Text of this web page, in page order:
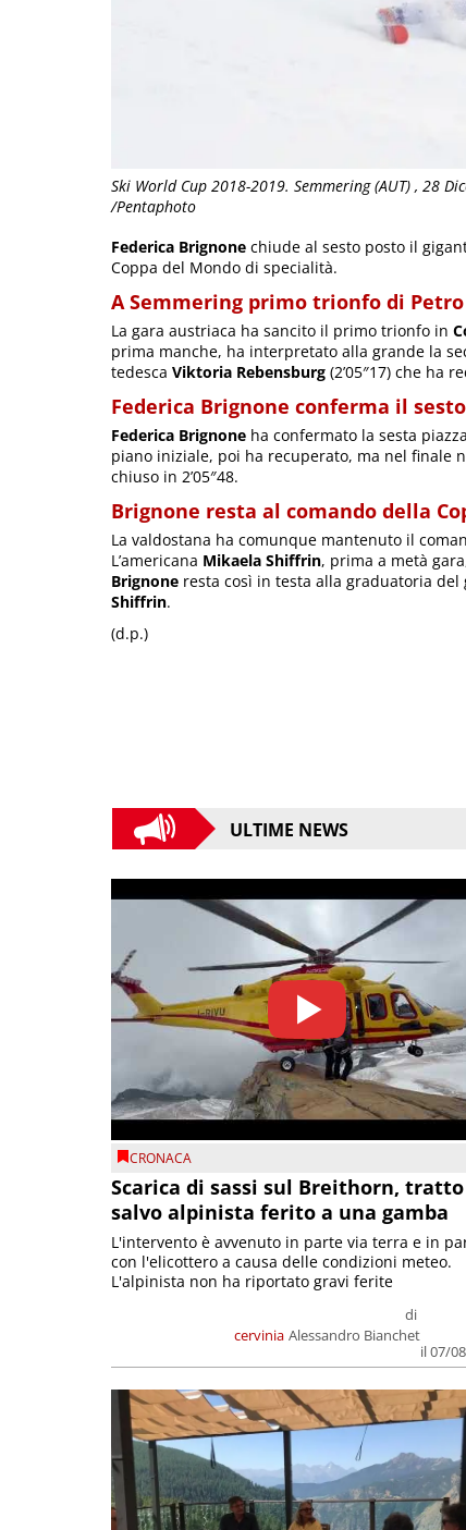
Ski World Cup 2018-2019. Semmering (AUT) , 28
/Pentaphoto
Federica Brignone chiude al sesto posto il
Coppa del Mondo di specialità.
A Semmering primo trionfo di
La gara austriaca ha sancito il primo trionfo in
prima manche, ha interpretato alla grande la
tedesca Viktoria Rebensburg (2’05″17) che ha
Federica Brignone conferma il
Federica Brignone ha confermato la sesta
piano iniziale, poi ha recuperato, ma nel finale
chiuso in 2’05″48.
Brignone resta al comando della
La valdostana ha comunque mantenuto il
L’americana Mikaela Shiffrin, prima a metà
Brignone resta così in testa alla graduatoria
Shiffrin.
(d.p.)
ULTIME NEWS
CRONACA
Scarica di sassi sul Breithorn,
salvo alpinista ferito a una gamba
cervinia
di
Alessandro Bianchet
il 07/
L'intervento è avvenuto in parte via terra e in
con l'elicottero a causa delle condizioni meteo.
L'alpinista non ha riportato gravi ferite